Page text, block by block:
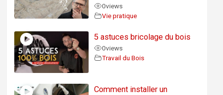
0views
Vie pratique
5 astuces bricolage du bois
0views
Travail du Bois
Comment installer un